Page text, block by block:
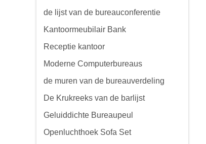
de lijst van de bureauconferentie
Kantoormeubilair Bank
Receptie kantoor
Moderne Computerbureaus
de muren van de bureauverdeling
De Krukreeks van de barlijst
Geluiddichte Bureaupeul
Openluchthoek Sofa Set